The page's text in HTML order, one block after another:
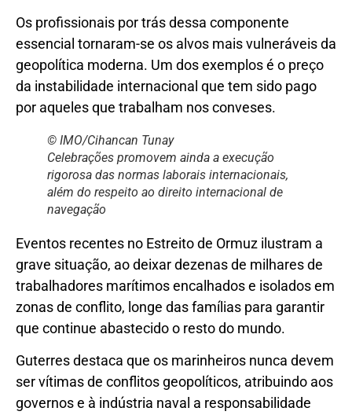
Os profissionais por trás dessa componente
essencial tornaram-se os alvos mais vulneráveis da
geopolítica moderna. Um dos exemplos é o preço
da instabilidade internacional que tem sido pago
por aqueles que trabalham nos conveses.
© IMO/Cihancan Tunay
Celebrações promovem ainda a execução
rigorosa das normas laborais internacionais,
além do respeito ao direito internacional de
navegação
Eventos recentes no Estreito de Ormuz ilustram a
grave situação, ao deixar dezenas de milhares de
trabalhadores marítimos encalhados e isolados em
zonas de conflito, longe das famílias para garantir
que continue abastecido o resto do mundo.
Guterres destaca que os marinheiros nunca devem
ser vítimas de conflitos geopolíticos, atribuindo aos
governos e à indústria naval a responsabilidade